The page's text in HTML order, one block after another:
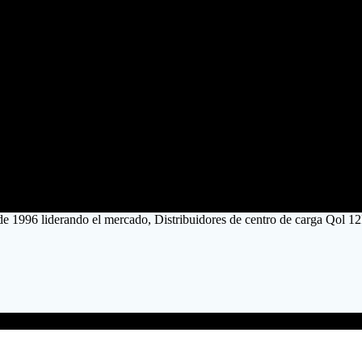
liderando el mercado, Distribuidores de centro de carga Qol